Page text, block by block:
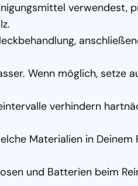
verwendest,
Wenn möglich, setze
verhindern
Materialien in
und Batterien beim